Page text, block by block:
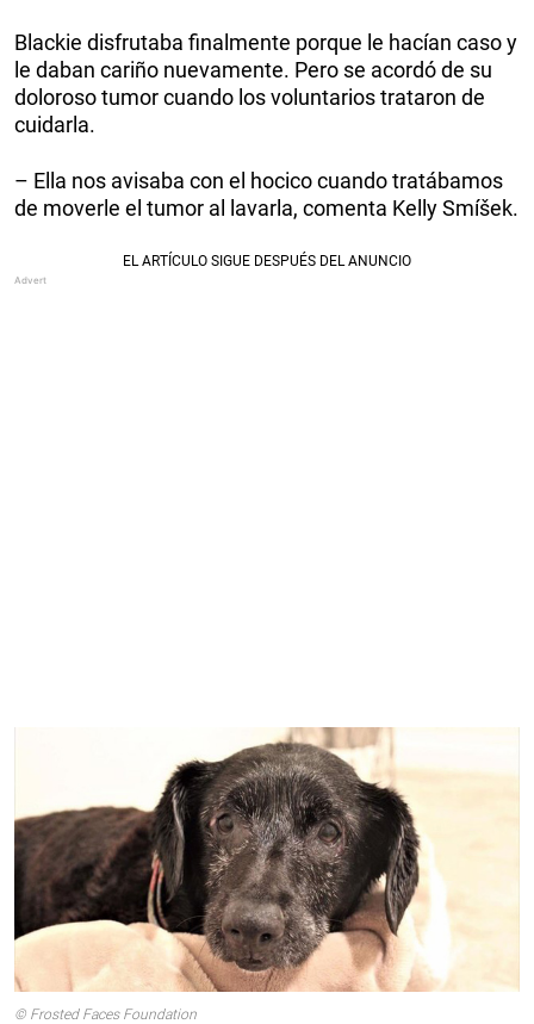
Blackie disfrutaba finalmente porque le hacían caso y
le daban cariño nuevamente. Pero se acordó de su
doloroso tumor cuando los voluntarios trataron de
cuidarla.
– Ella nos avisaba con el hocico cuando tratábamos
de moverle el tumor al lavarla, comenta Kelly Smíšek.
© Frosted Faces Foundation